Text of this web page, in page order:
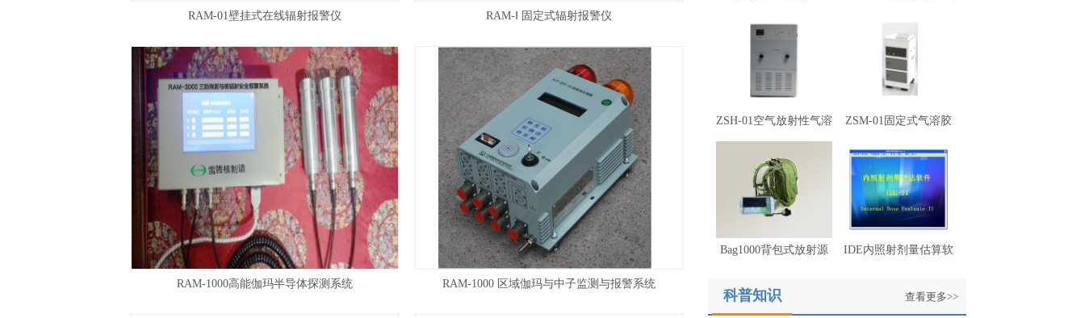
RAM-01壁挂式在线辐射报警仪 RAM-Ⅰ 固定式辐射报警仪
RAM-1000高能伽玛半导体探测系统 RAM-1000 区域伽玛与中子监测与报警系统
ZSH-01空气放射性气溶
胶监...
ZSM-01固定式气溶胶
Bag1000背包式放射源
IDE内照射剂量估算软
科普知识 查看更多>>